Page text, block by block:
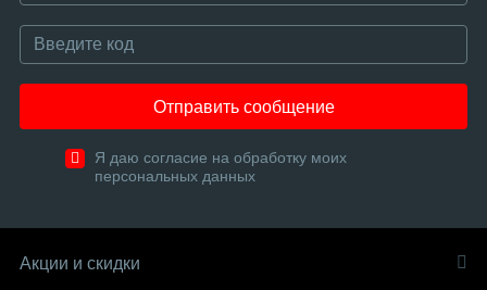
Отправить сообщение
Я даю согласие на обработку моих
персональных данных
Акции и скидки